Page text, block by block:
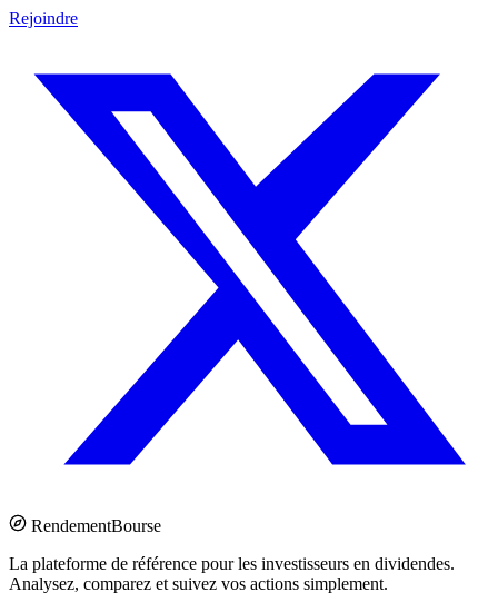
Rejoindre
RendementBourse
La plateforme de référence pour les investisseurs en dividendes.
Analysez, comparez et suivez vos actions simplement.